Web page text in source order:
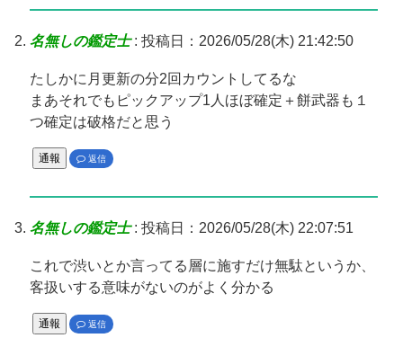
名無しの鑑定士: 投稿日：2026/05/28(木) 21:42:50
たしかに月更新の分2回カウントしてるな
まあそれでもピックアップ1人ほぼ確定＋餅武器も１
つ確定は破格だと思う
通報 返信
名無しの鑑定士: 投稿日：2026/05/28(木) 22:07:51
これで渋いとか言ってる層に施すだけ無駄というか、
客扱いする意味がないのがよく分かる
通報 返信